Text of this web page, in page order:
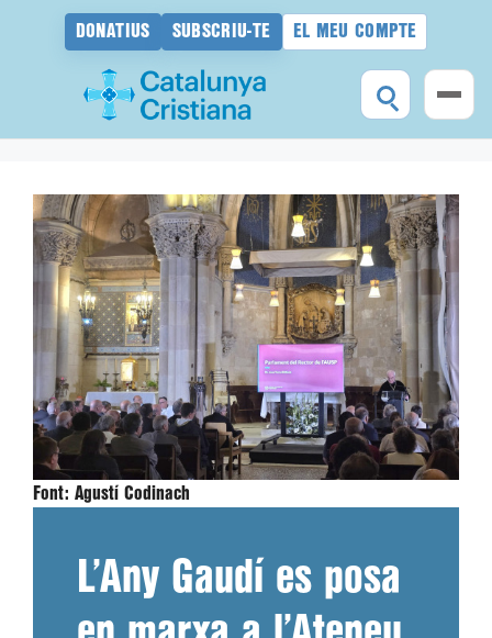
DONATIUS SUBSCRIU-TE EL MEU COMPTE
contingut
Font: Agustí Codinach
L’Any Gaudí es posa